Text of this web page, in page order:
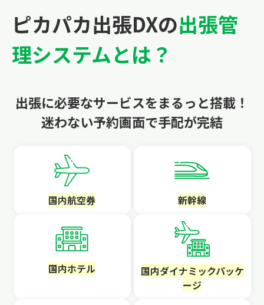
ピカパカ出張DXの出張管
理システムとは？
出張に必要なサービスをまるっと搭載！
迷わない予約画面で手配が完結
国内航空券 新幹線
国内ホテル
国内ダイナミックパッケ
ージ